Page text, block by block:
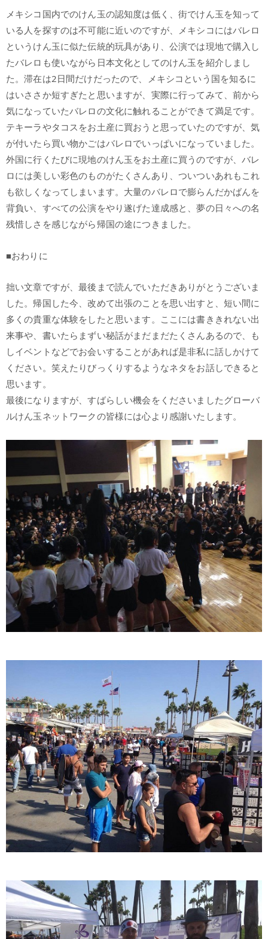
メキシコ国内でのけん玉の認知度は低く、街でけん玉を知って
いる人を探すのは不可能に近いのですが、メキシコにはバレロ
というけん玉に似た伝統的玩具があり、公演では現地で購入し
たバレロも使いながら日本文化としてのけん玉を紹介しまし
た。滞在は2日間だけだったので、メキシコという国を知るに
はいささか短すぎたと思いますが、実際に行ってみて、前から
気になっていたバレロの文化に触れることができて満足です。
テキーラやタコスをお土産に買おうと思っていたのですが、気
が付いたら買い物かごはバレロでいっぱいになっていました。
外国に行くたびに現地のけん玉をお土産に買うのですが、バレ
ロには美しい彩色のものがたくさんあり、ついついあれもこれ
も欲しくなってしまいます。大量のバレロで膨らんだかばんを
背負い、すべての公演をやり遂げた達成感と、夢の日々への名
残惜しさを感じながら帰国の途につきました。
■おわりに
拙い文章ですが、最後まで読んでいただきありがとうございま
した。帰国した今、改めて出張のことを思い出すと、短い間に
多くの貴重な体験をしたと思います。ここには書ききれない出
来事や、書いたらまずい秘話がまだまだたくさんあるので、も
しイベントなどでお会いすることがあれば是非私に話しかけて
ください。笑えたりびっくりするようなネタをお話しできると
思います。
最後になりますが、すばらしい機会をくださいましたグローバ
ルけん玉ネットワークの皆様には心より感謝いたします。